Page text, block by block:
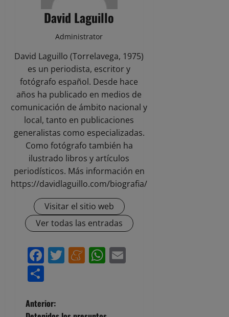
David Laguillo
Administrator
David Laguillo (Torrelavega, 1975)
es un periodista, escritor y
fotógrafo español. Desde hace
años ha publicado en medios de
comunicación de ámbito nacional y
local, tanto en publicaciones
generalistas como especializadas.
Como fotógrafo también ha
ilustrado libros y artículos
periodísticos. Más información en
https://davidlaguillo.com/biografia/
Visitar el sitio web
Ver todas las entradas
Facebook
Twitter
Meneame
WhatsApp
N
Anterior: